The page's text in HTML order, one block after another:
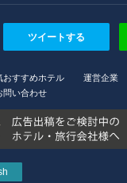
ツイートする
おすすめホテル
運営企業
問い合わせ